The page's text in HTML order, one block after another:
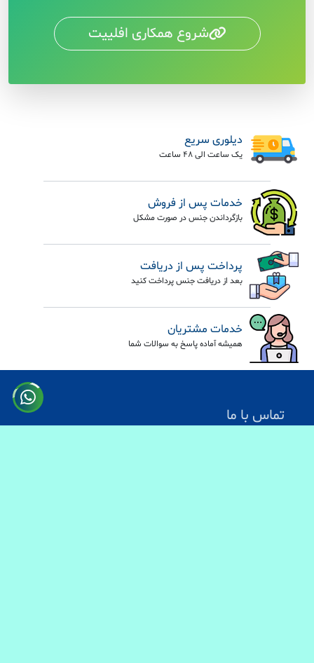
شروع همکاری افلییت
دیلوری سریع
یک ساعت الی 48 ساعت
خدمات پس از فروش
بازگرداندن جنس در صورت مشکل
پرداخت پس از دریافت
بعد از دریافت جنس پرداخت کنید
خدمات مشتریان
همیشه آماده پاسخ به سوالات شما
تماس با ما